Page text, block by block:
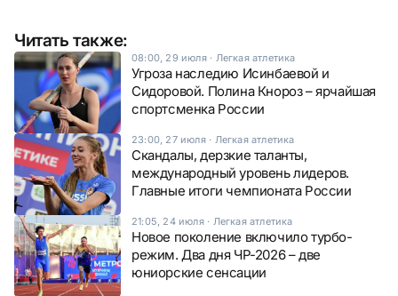
Читать также:
08:00, 29 июля· Легкая атлетика
Угроза наследию Исинбаевой и
Сидоровой. Полина Кнороз – ярчайшая
спортсменка России
23:00, 27 июля· Легкая атлетика
Скандалы, дерзкие таланты,
международный уровень лидеров.
Главные итоги чемпионата России
21:05, 24 июля· Легкая атлетика
Новое поколение включило турбо-
режим. Два дня ЧР-2026 – две
юниорские сенсации